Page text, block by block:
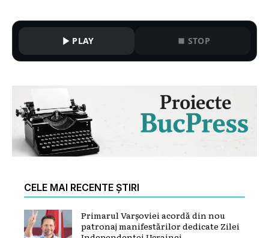
PLAY STOP
CELE MAI RECENTE ȘTIRI
Primarul Varșoviei acordă din nou
patronaj manifestărilor dedicate Zilei